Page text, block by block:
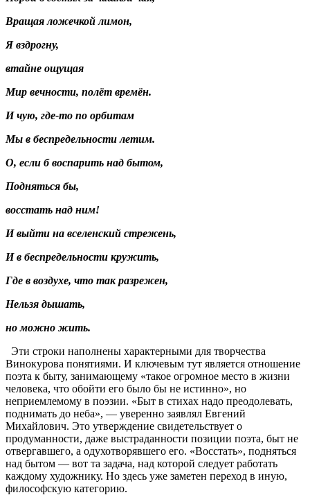
Вращая ложечкой лимон,
Я вздрогну,
втайне ощущая
Мир вечности, полёт времён.
И чую, где-то по орбитам
Мы в беспредельности летим.
О, если б воспарить над бытом,
Подняться бы,
восстать над ним!
И выйти на вселенский стрежень,
И в беспредельности кружить,
Где в воздухе, что так разрежен,
Нельзя дышать,
но можно жить.
Эти строки наполнены характерными для творчества
Винокурова понятиями. И ключевым тут является отношение
поэта к быту, занимающему «такое огромное место в жизни
человека, что обойти его было бы не истинно», но
неприемлемому в поэзии. «Быт в стихах надо преодолевать,
поднимать до неба», — уверенно заявлял Евгений
Михайлович. Это утверждение свидетельствует о
продуманности, даже выстраданности позиции поэта, быт не
отвергавшего, а одухотворявшего его. «Восстать», подняться
над бытом — вот та задача, над которой следует работать
каждому художнику. Но здесь уже заметен переход в иную,
философскую категорию.